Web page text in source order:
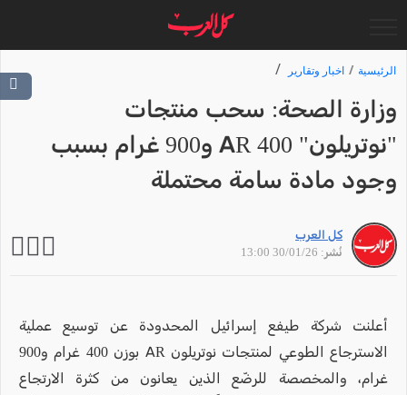
الرئيسية اخبار وتقارير
وزارة الصحة: سحب منتجات
"نوتريلون" AR 400 و900 غرام بسبب
وجود مادة سامة محتملة
كل العرب
نُشر: 30/01/26 13:00
أعلنت شركة طيفع إسرائيل المحدودة عن توسيع عملية
الاسترجاع الطوعي لمنتجات نوتريلون AR بوزن 400 غرام و900
غرام، والمخصصة للرضّع الذين يعانون من كثرة الارتجاع